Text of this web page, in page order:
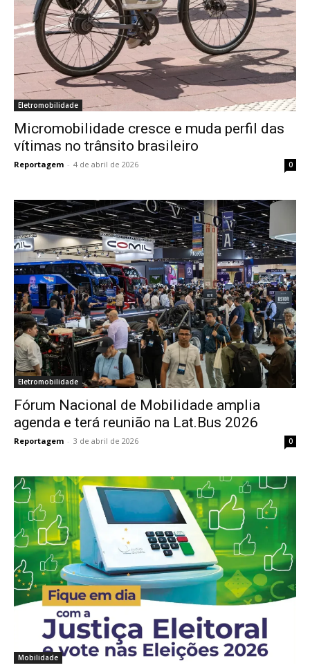
Eletromobilidade
Micromobilidade cresce e muda perfil das
vítimas no trânsito brasileiro
Reportagem - 4 de abril de 2026 0
Eletromobilidade
Fórum Nacional de Mobilidade amplia
agenda e terá reunião na Lat.Bus 2026
Reportagem - 3 de abril de 2026 0
Mobilidade